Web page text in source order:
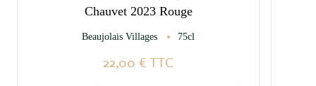
Chauvet 2023 Rouge
Beaujolais Villages 75cl
22,00 €TTC